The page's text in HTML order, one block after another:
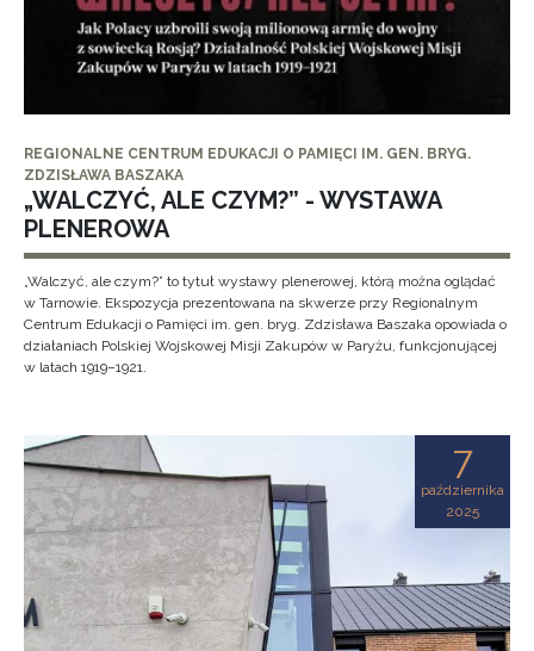
REGIONALNE CENTRUM EDUKACJI O PAMIĘCI IM. GEN. BRYG.
ZDZISŁAWA BASZAKA
„WALCZYĆ, ALE CZYM?” - WYSTAWA
PLENEROWA
„Walczyć, ale czym?” to tytuł wystawy plenerowej, którą można oglądać
w Tarnowie. Ekspozycja prezentowana na skwerze przy Regionalnym
Centrum Edukacji o Pamięci im. gen. bryg. Zdzisława Baszaka opowiada o
działaniach Polskiej Wojskowej Misji Zakupów w Paryżu, funkcjonującej
w latach 1919–1921.
7
października
2025